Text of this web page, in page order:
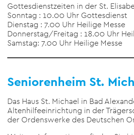
Gottesdienstzeiten in der St.
Sonntag : 10.00 Uhr Gottesdienst
Dienstag : 7.00 Uhr Heilige Messe
Donnerstag/Freitag : 18.00 Uhr
Samstag: 7.00 Uhr Heilige Messe
Seniorenheim St.
Das Haus St. Michael in Bad
Altenhilfeeinrichtung in der
der Ordenswerke des Deutschen